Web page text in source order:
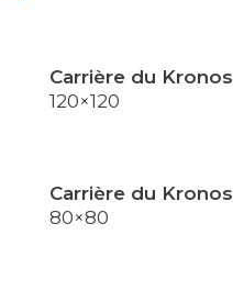
Carrière du Kronos
120×120
Carrière du Kronos
80×80